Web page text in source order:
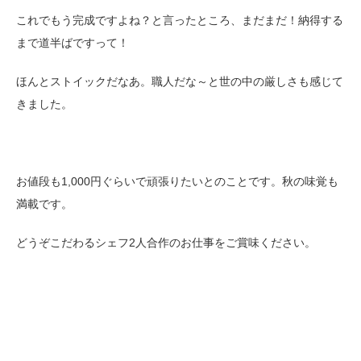
これでもう完成ですよね？と言ったところ、まだまだ！納得する
まで道半ばですって！
ほんとストイックだなあ。職人だな～と世の中の厳しさも感じて
きました。
お値段も1,000円ぐらいで頑張りたいとのことです。秋の味覚も
満載です。
どうぞこだわるシェフ2人合作のお仕事をご賞味ください。